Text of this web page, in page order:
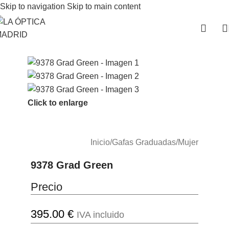
Skip to navigation Skip to main content
Click to enlarge
Inicio/Gafas Graduadas/Mujer
9378 Grad Green
Precio
395.00 € IVA incluido